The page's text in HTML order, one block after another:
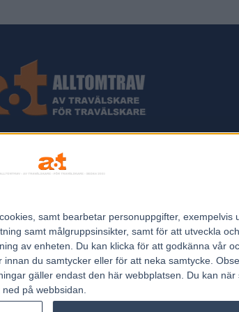
samt bearbetar personuppgifter,
samt målgruppsinsikter, samt för att utveckla
av enheten. Du kan klicka för att godkänna vår
du samtycker eller för att neka samtycke.
gäller endast den här webbplatsen. Du kan
på webbsidan.
- Av Travälskare - sedan 2005.
oss:kontakt@regemedia.se